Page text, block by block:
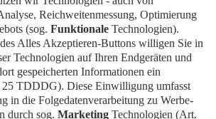
Kontakt
EN
NewsletterImpressum